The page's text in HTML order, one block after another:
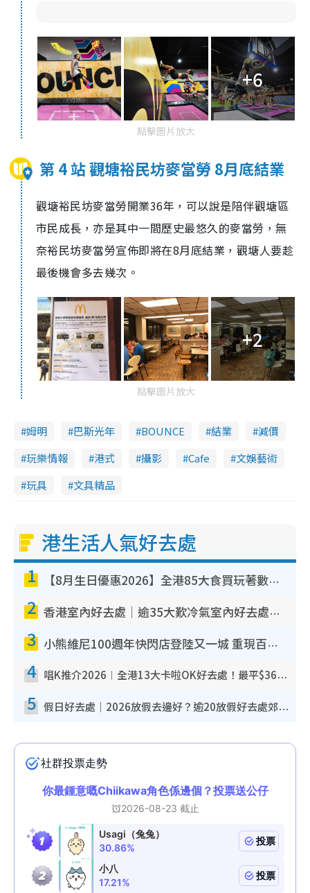
+6
點擊圖片放大
第 4 站 觀塘裕民坊麥當勞 8月底結業
觀塘裕民坊麥當勞開業36年，可以說是陪伴觀塘區
市民成長，亦是其中一間歷史最悠久的麥當勞，無
奈裕民坊麥當勞宣佈即將在8月底結業，觀塘人要趁
最後機會多去幾次 。
+2
點擊圖片放大
姆明 巴斯光年 BOUNCE 結業
減價
玩樂情報
港式 攝影 Cafe
文娛藝術
玩具
文具精品
港生活人氣好去處
1 【8月生日優惠2026】全港85大食買玩著數攻略 自助餐/火鍋放題同行免費＋誠品/DONKI送現金券
2 香港室內好去處｜逾35大歎冷氣室內好去處推介 室內活動免費避雨無懼落雨
3 小熊維尼100週年快閃店登陸又一城 重現百畝森林經典場景／獨家限定盲盒登場／專屬DIY香水
4 唱K推介2026︱全港13大卡啦OK好去處！最平$36起 日文K都有！(附地址+收費詳情)
5 假日好去處｜2026放假去邊好？逾20放假好去處郊外/秘景 休閒半日或一日遊